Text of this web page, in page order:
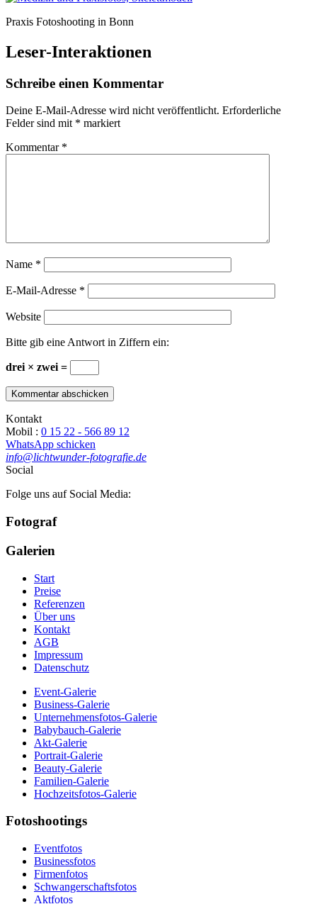
Praxis Fotoshooting in Bonn
Leser-Interaktionen
Schreibe einen Kommentar
Deine E-Mail-Adresse wird nicht veröffentlicht. Erforderliche
Felder sind mit * markiert
Kommentar *
Name *
E-Mail-Adresse *
Website
Bitte gib eine Antwort in Ziffern ein:
drei × zwei =
Kontakt
Mobil : 0 15 22 - 566 89 12
WhatsApp schicken
info@lichtwunder-fotografie.de
Social
Folge uns auf Social Media:
Fotograf
Galerien
Start
Preise
Referenzen
Über uns
Kontakt
AGB
Impressum
Datenschutz
Event-Galerie
Business-Galerie
Unternehmensfotos-Galerie
Babybauch-Galerie
Akt-Galerie
Portrait-Galerie
Beauty-Galerie
Familien-Galerie
Hochzeitsfotos-Galerie
Fotoshootings
Eventfotos
Businessfotos
Firmenfotos
Schwangerschaftsfotos
Aktfotos